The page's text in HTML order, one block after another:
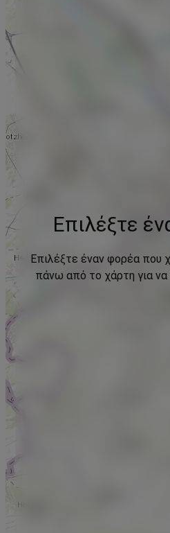
Επιλέξτε
Επιλέξτε έναν φορέα που
πάνω από το χάρτη για να